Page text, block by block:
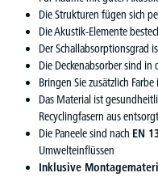
Die Strukturen fügen sich
Die Akustik-Elemente
Der Schallabsorptionsgrad
Die Deckenabsorber sind
Bringen Sie zusätzlich
Das Material ist
Recyclingfasern aus
Die Paneele sind nach EN
Umwelteinflüssen
Inklusive